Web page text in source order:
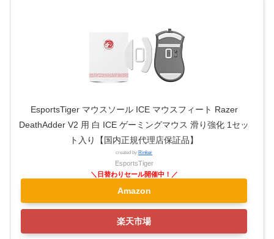
EsportsTiger マウスソール ICE マウスフィート Razer
DeathAdder V2 用 白 ICE ゲーミングマウス 滑り強化 1セッ
ト入り【国内正規代理店保証品】
created by Rinker
EsportsTiger
Amazon
楽天市場